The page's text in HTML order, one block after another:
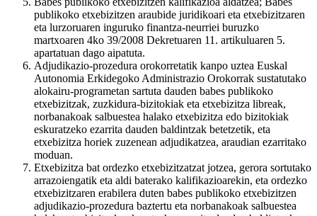
publikoko etxebizitzen araubide juridikoari eta etxebizitzaren
eta lurzoruaren inguruko finantza-neurriei buruzko
martxoaren 4ko 39/2008 Dekretuaren 11. artikuluaren 5.
apartatuan dago aipatuta.
Adjudikazio-prozedura orokorretatik kanpo uztea Euskal
Autonomia Erkidegoko Administrazio Orokorrak sustatutako
alokairu-programetan sartuta dauden babes publikoko
etxebizitzak, zuzkidura-bizitokiak eta etxebizitza libreak,
norbanakoak salbuestea halako etxebizitza edo bizitokiak
eskuratzeko ezarrita dauden baldintzak betetzetik, eta
etxebizitza horiek zuzenean adjudikatzea, araudian ezarritako
moduan.
Etxebizitza bat ordezko etxebizitzatzat jotzea, gerora sortutako
arrazoiengatik eta aldi baterako kalifikazioarekin, eta ordezko
etxebizitzaren erabilera duten babes publikoko etxebizitzen
adjudikazio-prozedura baztertu eta norbanakoak salbuestea